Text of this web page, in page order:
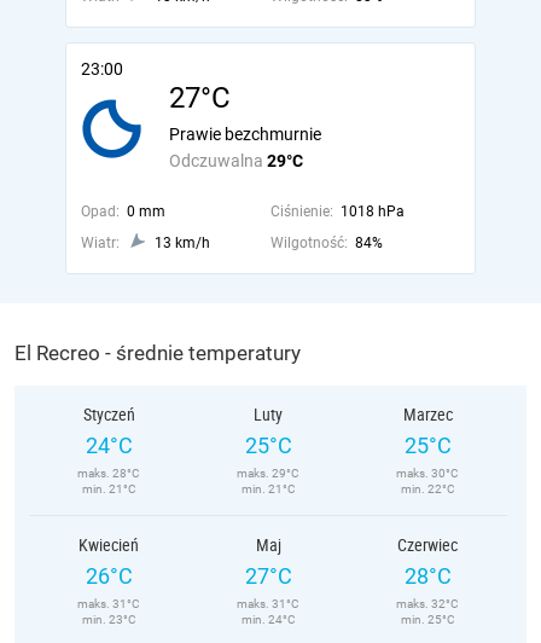
23:00
27°C
Odczuwalna 29°C
Prawie bezchmurnie
Opad: 0 mm Ciśnienie: 1018 hPa
Wiatr:
13 km/h Wilgotność: 84%
El Recreo - średnie temperatury
Styczeń
24°C
maks. 28°C
min. 21°C
Luty
25°C
maks. 29°C
min. 21°C
Marzec
25°C
maks. 30°C
min. 22°C
Kwiecień
26°C
maks. 31°C
min. 23°C
Maj
27°C
maks. 31°C
min. 24°C
Czerwiec
28°C
maks. 32°C
min. 25°C